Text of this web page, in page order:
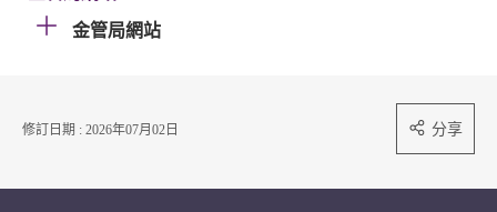
金管局網站
修訂日期 : 2026年07月02日 分享